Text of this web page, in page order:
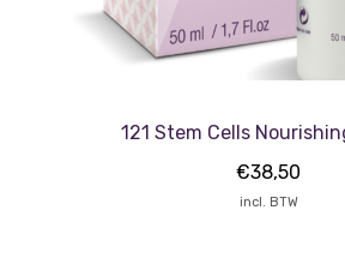
121 Stem Cells
€38,50
incl. BTW